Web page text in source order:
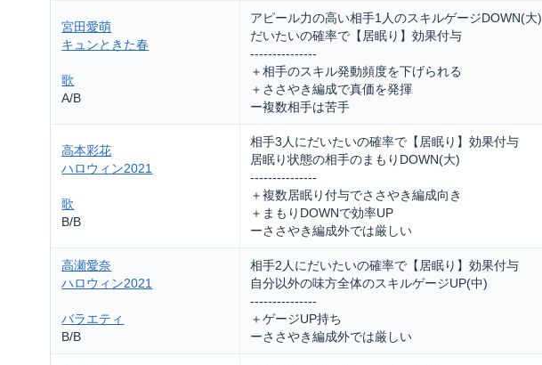
宮田愛萌
キュンときた春
歌
A/B
アピール力の高い相手1人のスキルゲージDOWN(大)
だいたいの確率で【居眠り】効果付与
---------------
＋相手のスキル発動頻度を下げられる
＋ささやき編成で真価を発揮
ー複数相手は苦手
高本彩花
ハロウィン2021
歌
B/B
相手3人にだいたいの確率で【居眠り】効果付与
居眠り状態の相手のまもりDOWN(大)
---------------
＋複数居眠り付与でささやき編成向き
＋まもりDOWNで効率UP
ーささやき編成外では厳しい
高瀬愛奈
ハロウィン2021
バラエティ
B/B
相手2人にだいたいの確率で【居眠り】効果付与
自分以外の味方全体のスキルゲージUP(中)
---------------
＋ゲージUP持ち
ーささやき編成外では厳しい